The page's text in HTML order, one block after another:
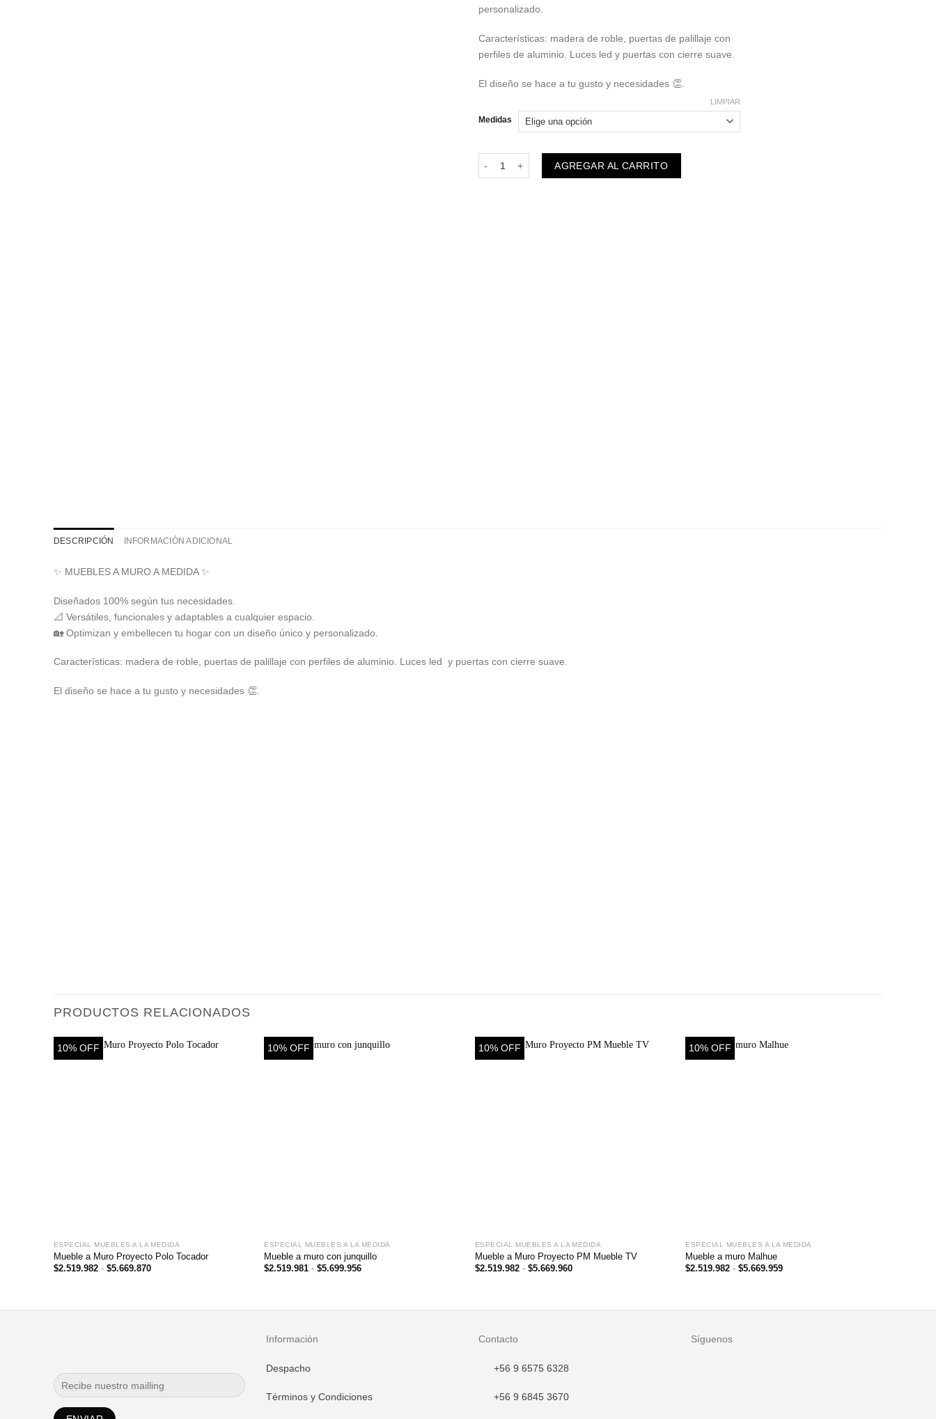
personalizado.
Características: madera de roble, puertas de palillaje con
perfiles de aluminio. Luces led y puertas con cierre suave.
El diseño se hace a tu gusto y necesidades 👏.
Medidas
LIMPIAR
AGREGAR AL CARRITO
DESCRIPCIÓN INFORMACIÓN ADICIONAL
✨ MUEBLES A MURO A MEDIDA ✨
Diseñados 100% según tus necesidades.
📐 Versátiles, funcionales y adaptables a cualquier espacio.
🏡 Optimizan y embellecen tu hogar con un diseño único y personalizado.
Características: madera de roble, puertas de palillaje con perfiles de aluminio. Luces led y puertas con cierre suave.
El diseño se hace a tu gusto y necesidades 👏.
PRODUCTOS RELACIONADOS
10% OFF
ESPECIAL MUEBLES A LA MEDIDA
Mueble a Muro Proyecto Polo Tocador
$2.519.982 - $5.669.870Rango
10% OFF
ESPECIAL MUEBLES A LA MEDIDA
Mueble a muro con junquillo
$2.519.981 - $5.699.956Rango
10% OFF
ESPECIAL MUEBLES A LA MEDIDA
Mueble a Muro Proyecto PM Mueble TV
$2.519.982 - $5.669.960Rango
10% OFF
ESPECIAL MUEBLES A LA MEDIDA
Mueble a muro Malhue
$2.519.982 - $5.669.959Rango
Información
Despacho
Términos y Condiciones
Contacto
+56 9 6575 6328
+56 9 6845 3670
Síguenos